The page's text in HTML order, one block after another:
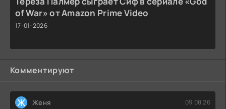
of War» от Amazon Prime Video
17-01-2026
Комментируют
Ж Женя 09.08.26